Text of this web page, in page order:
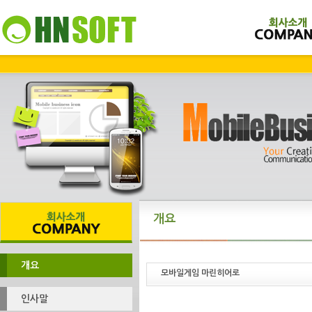
개요
인사말
개요
모바일게임 마린히어로